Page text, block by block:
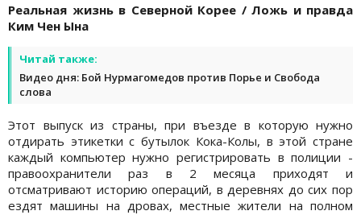
Реальная жизнь в Северной Корее / Ложь и правда
Ким Чен Ына
Читай также:
Видео дня: Бой Нурмагомедов против Порье и Свобода
слова
Этот выпуск из страны, при въезде в которую нужно
отдирать этикетки с бутылок Кока-Колы, в этой стране
каждый компьютер нужно регистрировать в полиции -
правоохранители раз в 2 месяца приходят и
отсматривают историю операций, в деревнях до сих пор
ездят машины на дровах, местные жители на полном